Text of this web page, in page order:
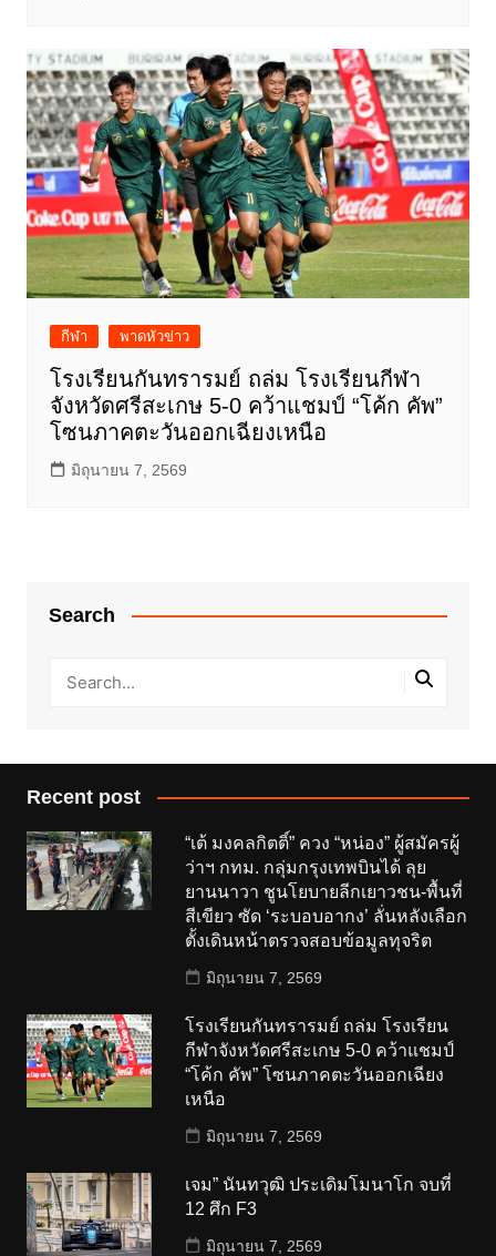
กีฬา พาดหัวข่าว
โรงเรียนกันทรารมย์ ถล่ม โรงเรียนกีฬา
จังหวัดศรีสะเกษ 5-0 คว้าแชมป์ “โค้ก คัพ”
โซนภาคตะวันออกเฉียงเหนือ
มิถุนายน 7, 2569
Search
Recent post
“เต้ มงคลกิตติ์” ควง “หน่อง” ผู้สมัครผู้
ว่าฯ กทม. กลุ่มกรุงเทพบินได้ ลุย
ยานนาวา ชูนโยบายลีกเยาวชน-พื้นที่
สีเขียว ซัด ‘ระบอบอากง’ ลั่นหลังเลือก
ตั้งเดินหน้าตรวจสอบข้อมูลทุจริต
มิถุนายน 7, 2569
โรงเรียนกันทรารมย์ ถล่ม โรงเรียน
กีฬาจังหวัดศรีสะเกษ 5-0 คว้าแชมป์
“โค้ก คัพ” โซนภาคตะวันออกเฉียง
เหนือ
มิถุนายน 7, 2569
เจม” นันทวุฒิ ประเดิมโมนาโก จบที่
12 ศึก F3
มิถุนายน 7, 2569